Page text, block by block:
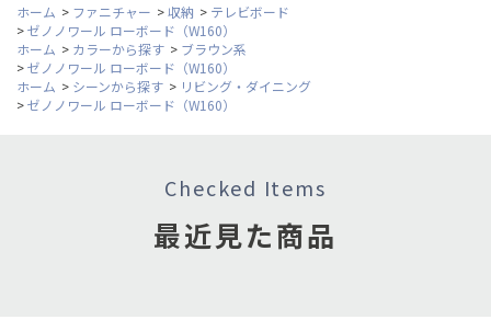
ホーム > ファニチャー >収納 > テレビボード
>ゼノノワール ローボード（W160）
ホーム > カラーから探す > ブラウン系
>ゼノノワール ローボード（W160）
ホーム > シーンから探す > リビング・ダイニング
>ゼノノワール ローボード（W160）
Checked Items
最近見た商品